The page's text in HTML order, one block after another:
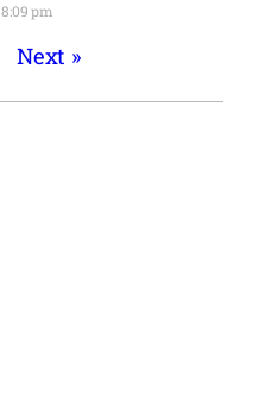
8:09 pm
Next »